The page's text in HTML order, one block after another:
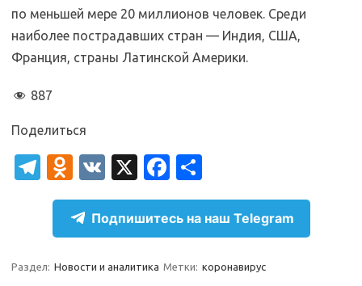
по меньшей мере 20 миллионов человек. Среди
наиболее пострадавших стран — Индия, США,
Франция, страны Латинской Америки.
887
Поделиться
T
el
gr
a
O
d
n
o
kl
V
K
X
Fa
c
e
b
o
т
п
р
а
Подпишитесь на наш Telegram
Раздел: Новости и аналитика Метки: коронавирус